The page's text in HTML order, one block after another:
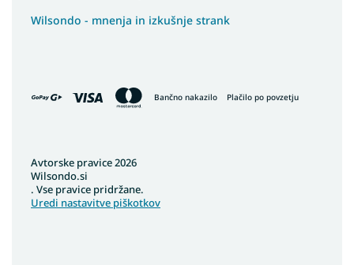
Wilsondo - mnenja in izkušnje strank
Bančno nakazilo Plačilo po povzetju
Avtorske pravice 2026
Wilsondo.si
. Vse pravice pridržane.
Uredi nastavitve piškotkov